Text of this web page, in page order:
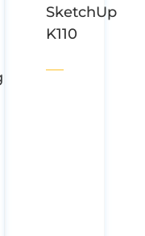
SketchUp
K110